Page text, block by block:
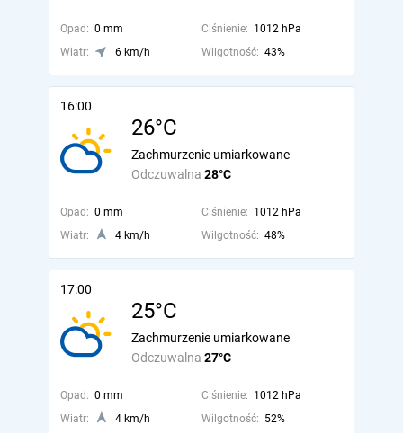
Opad: 0 mm Ciśnienie: 1012 hPa
Wiatr:
6 km/h Wilgotność: 43%
16:00
26°C
Odczuwalna 28°C
Zachmurzenie umiarkowane
Opad: 0 mm Ciśnienie: 1012 hPa
Wiatr:
4 km/h Wilgotność: 48%
17:00
25°C
Odczuwalna 27°C
Zachmurzenie umiarkowane
Opad: 0 mm Ciśnienie: 1012 hPa
Wiatr:
4 km/h Wilgotność: 52%